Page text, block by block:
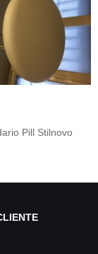
Pill Stilnovo